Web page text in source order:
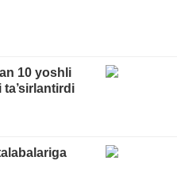
10 yoshli
ta’sirlantirdi